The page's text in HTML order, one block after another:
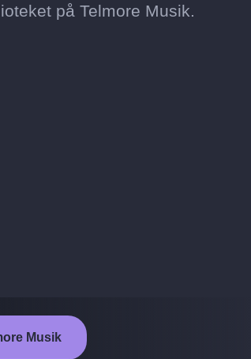
på Telmore Musik.
Musik